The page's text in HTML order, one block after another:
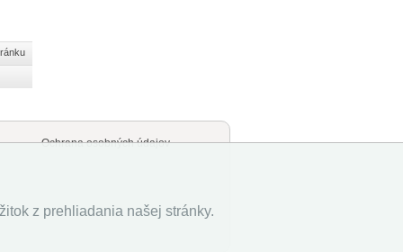
Ochrana osobných údajov
z prehliadania našej stránky.